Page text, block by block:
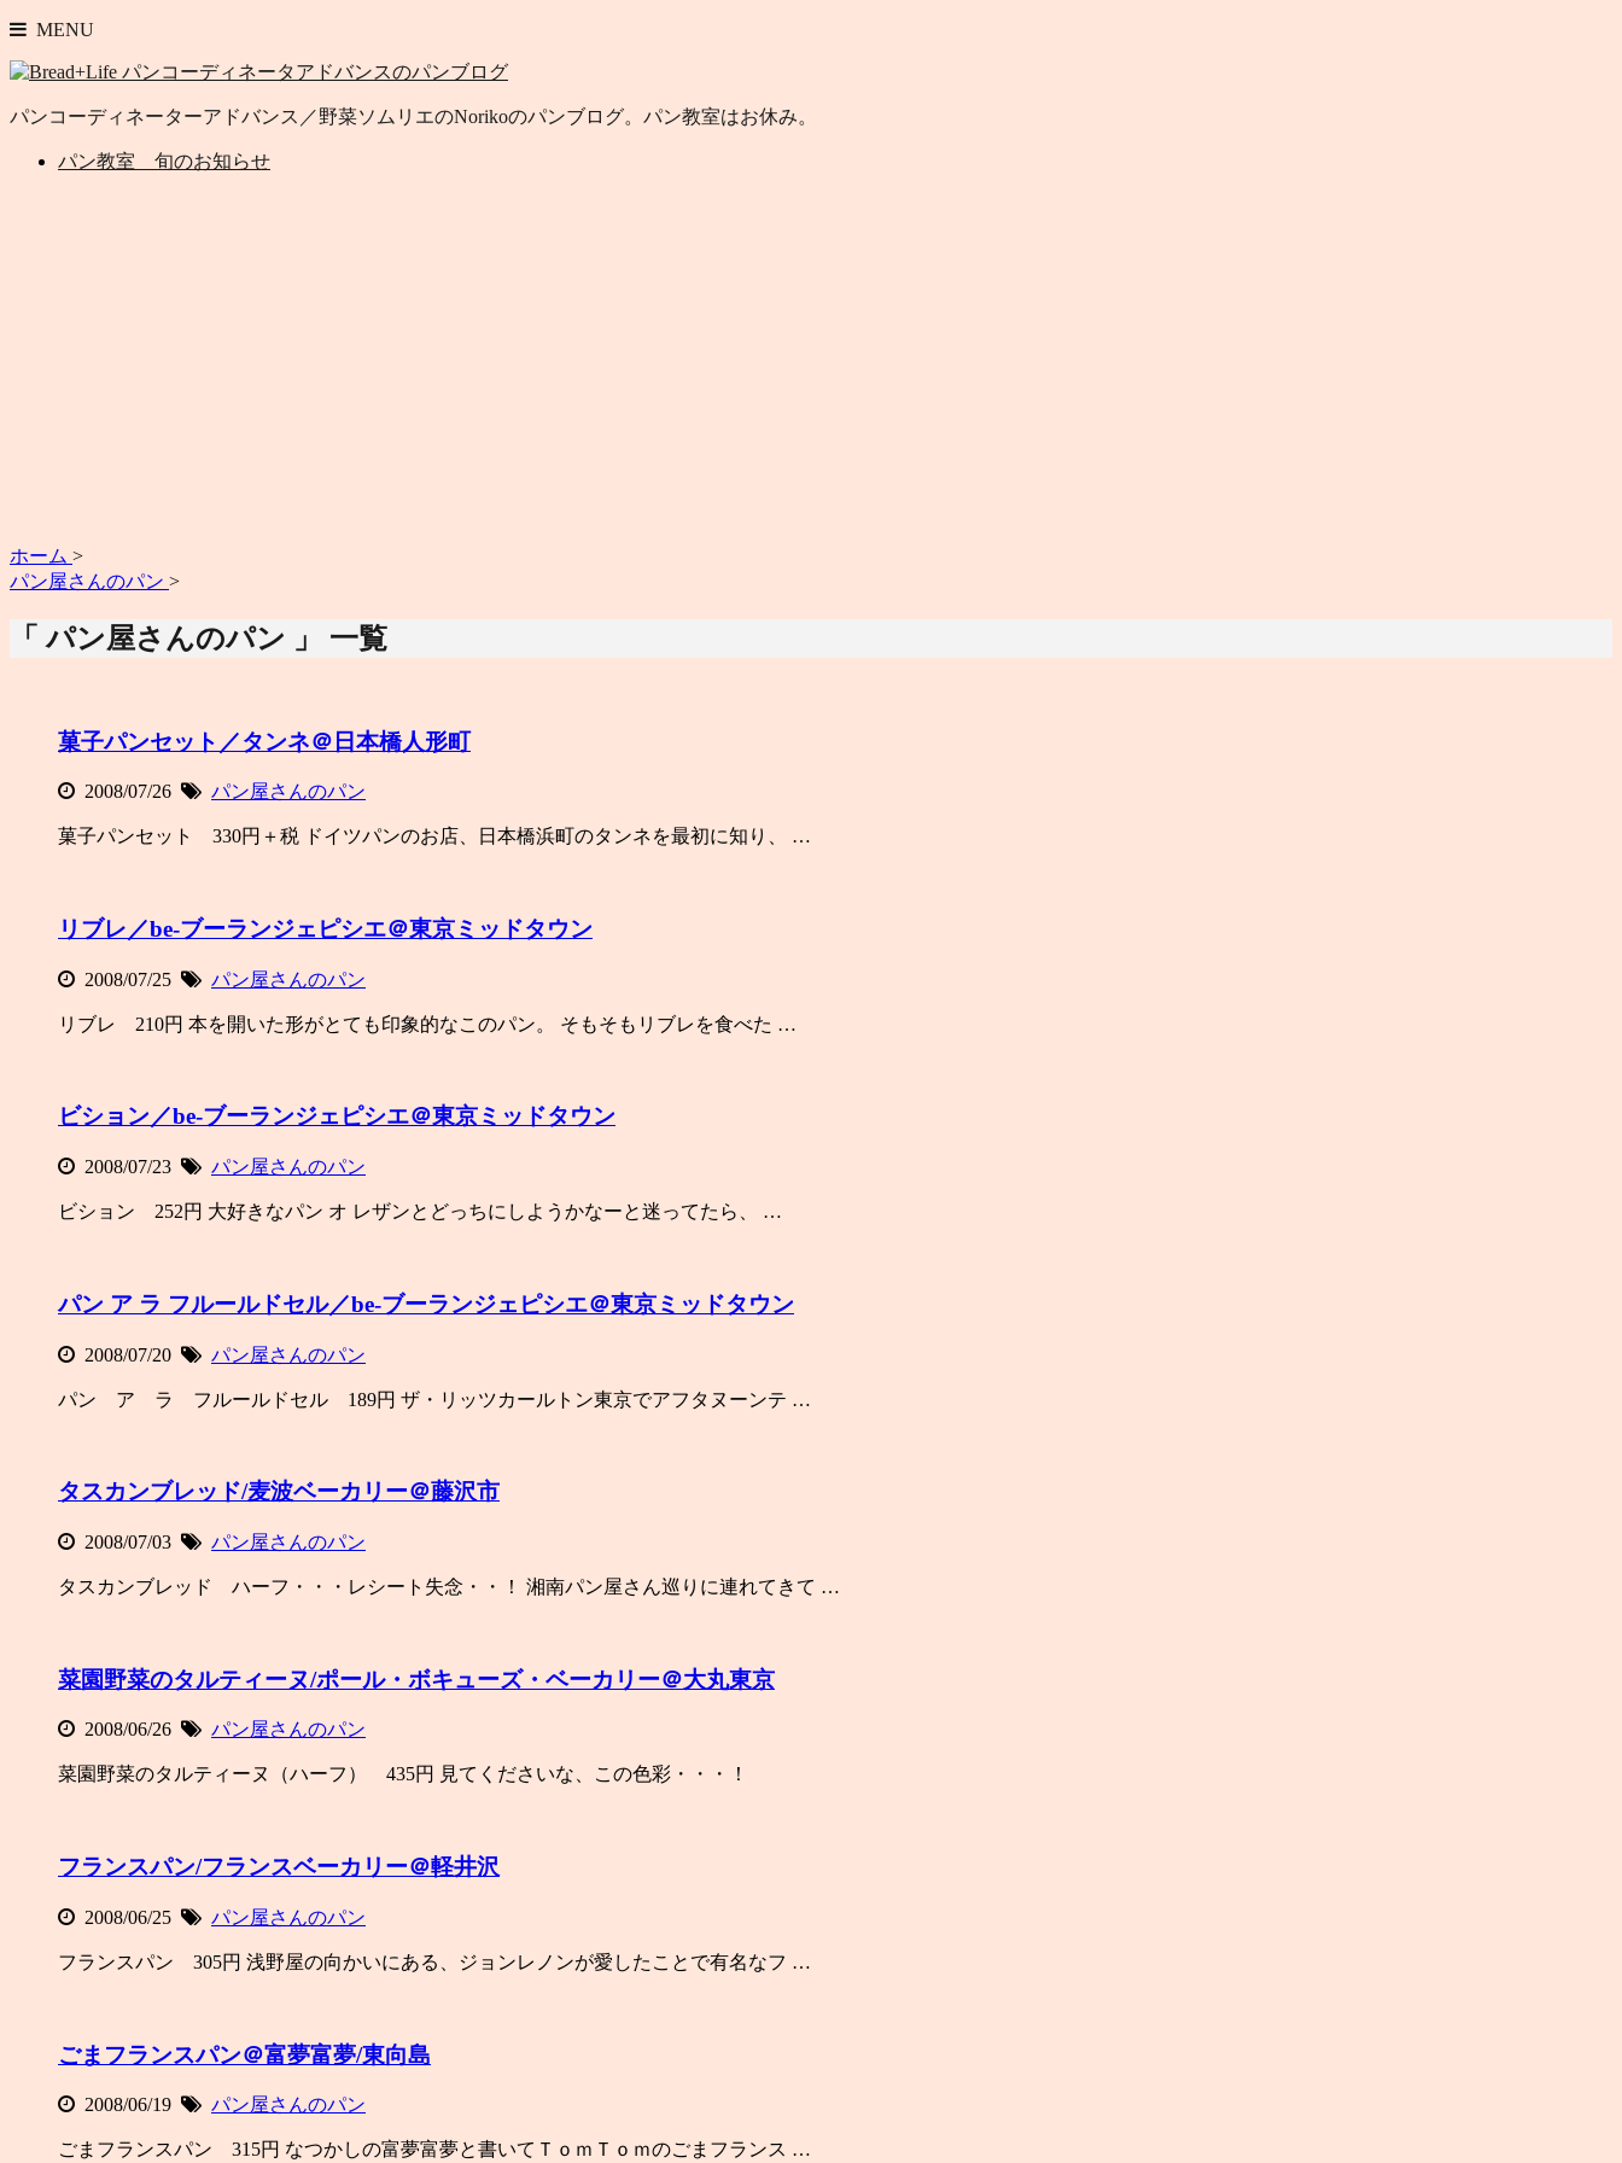
MENU
パンコーディネーターアドバンス／野菜ソムリエのNorikoのパンブログ。パン教室はお休み。
パン教室 旬のお知らせ
ホーム >
パン屋さんのパン >
「 パン屋さんのパン 」 一覧
菓子パンセット／タンネ＠日本橋人形町
2008/07/26 パン屋さんのパン
菓子パンセット 330円＋税 ドイツパンのお店、日本橋浜町のタンネを最初に知り、 …
リブレ／be-ブーランジェピシエ＠東京ミッドタウン
2008/07/25 パン屋さんのパン
リブレ 210円 本を開いた形がとても印象的なこのパン。 そもそもリブレを食べた …
ビション／be-ブーランジェピシエ＠東京ミッドタウン
2008/07/23 パン屋さんのパン
ビション 252円 大好きなパン オ レザンとどっちにしようかなーと迷ってたら、 …
パン ア ラ フルールドセル／be-ブーランジェピシエ＠東京ミッドタウン
2008/07/20 パン屋さんのパン
パン ア ラ フルールドセル 189円 ザ・リッツカールトン東京でアフタヌーンテ …
タスカンブレッド/麦波ベーカリー＠藤沢市
2008/07/03 パン屋さんのパン
タスカンブレッド ハーフ・・・レシート失念・・！ 湘南パン屋さん巡りに連れてきて …
菜園野菜のタルティーヌ/ポール・ボキューズ・ベーカリー＠大丸東京
2008/06/26 パン屋さんのパン
菜園野菜のタルティーヌ（ハーフ） 435円 見てくださいな、この色彩・・・！
フランスパン/フランスベーカリー＠軽井沢
2008/06/25 パン屋さんのパン
フランスパン 305円 浅野屋の向かいにある、ジョンレノンが愛したことで有名なフ …
ごまフランスパン＠富夢富夢/東向島
2008/06/19 パン屋さんのパン
ごまフランスパン 315円 なつかしの富夢富夢と書いてＴｏｍＴｏｍのごまフランス …